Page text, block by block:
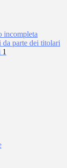
incompleta
parte dei titolari
1